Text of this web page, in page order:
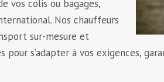
vos colis ou bagages,
Nos chauffeurs
sur-mesure et
s’adapter à vos exigences,